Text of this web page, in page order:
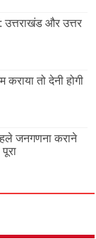
उत्तराखंड और उत्तर
तो देनी होगी
जनगणना कराने